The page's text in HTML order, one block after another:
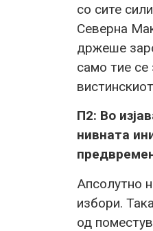
со сите
Северна
држеше
само тие
П2: Во
нивната
Апсолутно
избори.
од